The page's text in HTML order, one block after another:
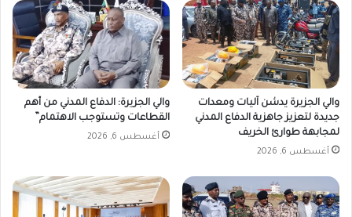
والي الجزيرة يدشن آليات ومعدات
جديدة لتعزيز جاهزية الدفاع المدني
لمجابهة طوارئ الخريف
أغسطس 6, 2026
والي الجزيرة: الدفاع المدني من أهم
القطاعات وتستوجب الاهتمام”
أغسطس 6, 2026